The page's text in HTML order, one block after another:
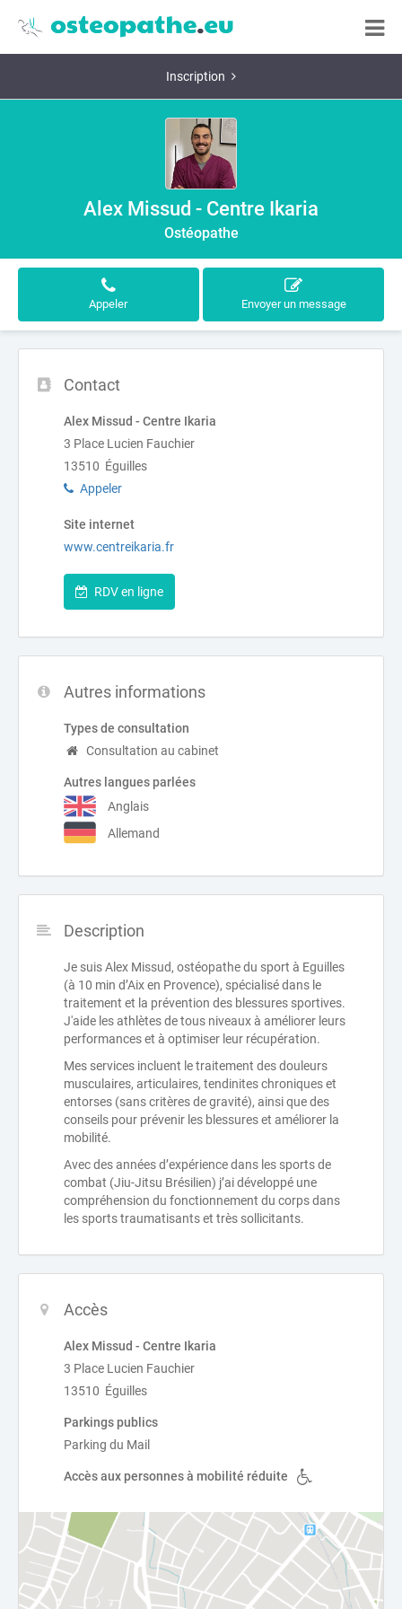
Inscription
Alex Missud - Centre Ikaria
Ostéopathe
Appeler Envoyer un message
Contact
Alex Missud - Centre Ikaria
3 Place Lucien Fauchier
13510 Éguilles
Appeler
Site internet
www.centreikaria.fr
RDV en ligne
Autres informations
Types de consultation
Consultation au cabinet
Autres langues parlées
Anglais
Allemand
Description
Je suis Alex Missud, ostéopathe du sport à Eguilles
(à 10 min d’Aix en Provence), spécialisé dans le
traitement et la prévention des blessures sportives.
J'aide les athlètes de tous niveaux à améliorer leurs
performances et à optimiser leur récupération.
Mes services incluent le traitement des douleurs
musculaires, articulaires, tendinites chroniques et
entorses (sans critères de gravité), ainsi que des
conseils pour prévenir les blessures et améliorer la
mobilité.
Avec des années d’expérience dans les sports de
combat (Jiu-Jitsu Brésilien) j’ai développé une
compréhension du fonctionnement du corps dans
les sports traumatisants et très sollicitants.
Accès
Alex Missud - Centre Ikaria
3 Place Lucien Fauchier
13510 Éguilles
Parkings publics
Parking du Mail
Accès aux personnes à mobilité réduite